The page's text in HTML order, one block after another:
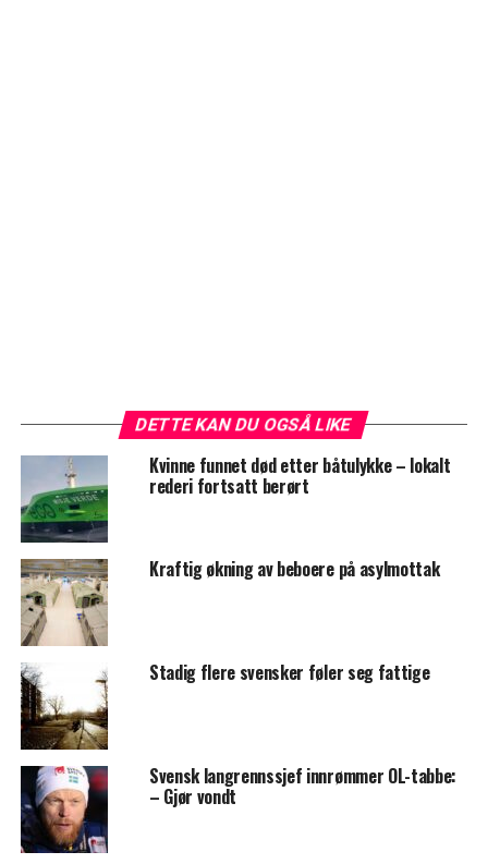
DETTE KAN DU OGSÅ LIKE
Kvinne funnet død etter båtulykke – lokalt
rederi fortsatt berørt
Kraftig økning av beboere på asylmottak
Stadig flere svensker føler seg fattige
Svensk langrennssjef innrømmer OL-tabbe:
– Gjør vondt